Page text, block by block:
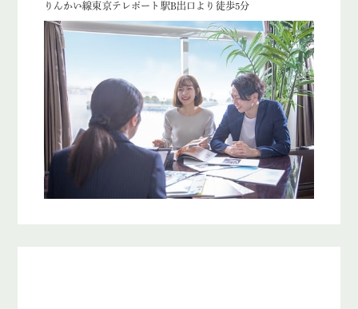
りんかい線東京テレポート駅B出口より徒歩5分